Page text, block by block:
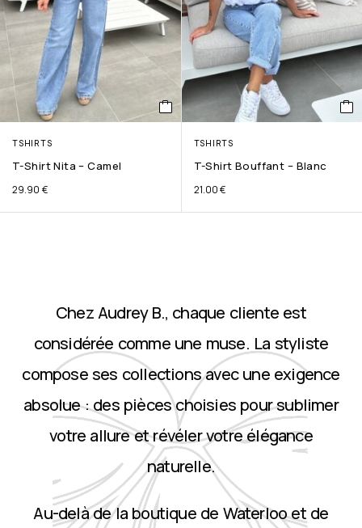
TSHIRTS
T-Shirt Nita – Camel
29.90 €
TSHIRTS
T-Shirt Bouffant – Blanc
21.00€
Chez Audrey B., chaque cliente est
considérée comme une muse. La styliste
compose ses collections avec une exigence
absolue : des pièces choisies pour sublimer
votre allure et révéler votre élégance
naturelle.
Au-delà de la boutique de Waterloo et de